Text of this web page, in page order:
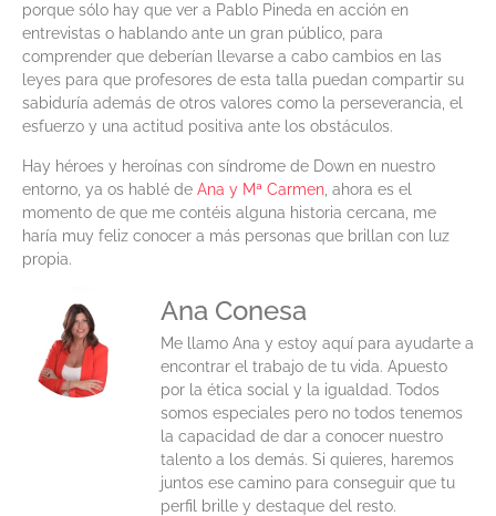
porque sólo hay que ver a Pablo Pineda en acción en
entrevistas o hablando ante un gran público, para
comprender que deberían llevarse a cabo cambios en las
leyes para que profesores de esta talla puedan compartir su
sabiduría además de otros valores como la perseverancia, el
esfuerzo y una actitud positiva ante los obstáculos.
Hay héroes y heroínas con síndrome de Down en nuestro
entorno, ya os hablé de Ana y Mª Carmen , ahora es el
momento de que me contéis alguna historia cercana, me
haría muy feliz conocer a más personas que brillan con luz
propia.
Ana Conesa
Me llamo Ana y estoy aquí para ayudarte a
encontrar el trabajo de tu vida. Apuesto
por la ética social y la igualdad. Todos
somos especiales pero no todos tenemos
la capacidad de dar a conocer nuestro
talento a los demás. Si quieres, haremos
juntos ese camino para conseguir que tu
perfil brille y destaque del resto.